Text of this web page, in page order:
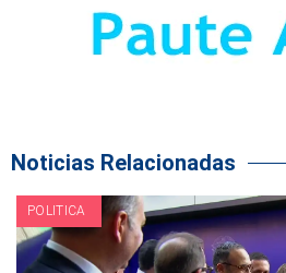
Noticias Relacionadas
POLITICA